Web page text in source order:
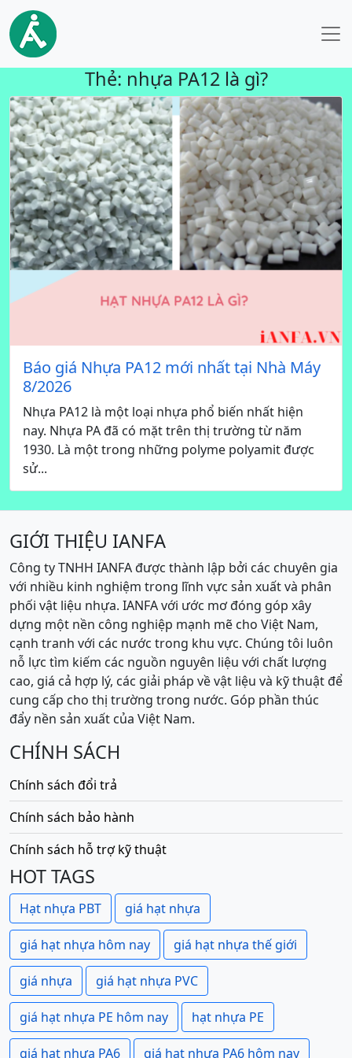
Thẻ: nhựa PA12 là gì?
Báo giá Nhựa PA12 mới nhất tại Nhà Máy
8/2026
Nhựa PA12 là một loại nhựa phổ biến nhất hiện
nay. Nhựa PA đã có mặt trên thị trường từ năm
1930. Là một trong những polyme polyamit được
sử...
GIỚI THIỆU IANFA
Công ty TNHH IANFA được thành lập bởi các chuyên gia
với nhiều kinh nghiệm trong lĩnh vực sản xuất và phân
phối vật liệu nhựa. IANFA với ước mơ đóng góp xây
dựng một nền công nghiệp mạnh mẽ cho Việt Nam,
cạnh tranh với các nước trong khu vực. Chúng tôi luôn
nỗ lực tìm kiếm các nguồn nguyên liệu với chất lượng
cao, giá cả hợp lý, các giải pháp về vật liệu và kỹ thuật để
cung cấp cho thị trường trong nước. Góp phần thúc
đẩy nền sản xuất của Việt Nam.
CHÍNH SÁCH
Chính sách đổi trả
Chính sách bảo hành
Chính sách hỗ trợ kỹ thuật
HOT TAGS
Hạt nhựa PBT giá hạt nhựa
giá hạt nhựa hôm nay giá hạt nhựa thế giới
giá nhựa giá hạt nhựa PVC
giá hạt nhựa PE hôm nay hạt nhựa PE
giá hạt nhựa PA6 giá hạt nhựa PA6 hôm nay